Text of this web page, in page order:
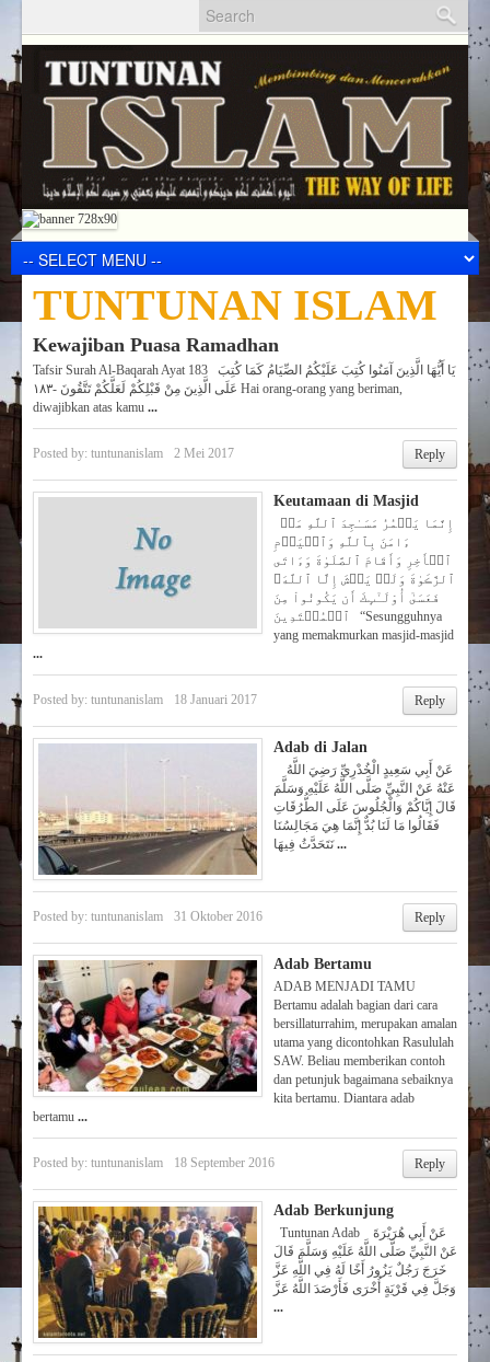
TUNTUNAN ISLAM
Kewajiban Puasa Ramadhan
Tafsir Surah Al-Baqarah Ayat 183 يَا أَيُّهَا الَّذِينَ آمَنُوا كُتِبَ عَلَيْكُمُ الصِّيَامُ كَمَا كُتِبَ
عَلَى الَّذِينَ مِنْ قَبْلِكُمْ لَعَلَّكُمْ تَتَّقُونَ -١٨٣ Hai orang-orang yang beriman,
diwajibkan atas kamu ...
Posted by: tuntunanislam 2 Mei 2017 Reply
Keutamaan di Masjid
ءَامَنَ بِٱللَّهِ وَٱلۡيَوۡمِ
ٱلۡأَخِرِ وَأَقَامَ ٱلصَّلَوٰةَ وَءَاتَى
ٱلزَّڪَوٰةَ وَلَمۡ يَخۡشَ إِلَّا ٱللَّهَ‌ۖ
فَعَسَىٰٓ أُوْلَـٰٓٮِٕكَ أَن يَكُونُواْ مِنَ
ٱلۡمُهۡتَدِينَ “Sesungguhnya
yang memakmurkan masjid-masjid
...
Posted by: tuntunanislam 18 Januari 2017 Reply
Adab di Jalan
عَنْهُ عَنْ النَّبِيِّ صَلَّى اللَّهُ عَلَيْهِ وَسَلَّمَ
قَالَ إِيَّاكُمْ وَالْجُلُوسَ عَلَى الطُّرُقَاتِ
فَقَالُوا مَا لَنَا بُدٌّ إِنَّمَا هِيَ مَجَالِسُنَا
نَتَحَدَّثُ فِيهَا...
Posted by: tuntunanislam 31 Oktober 2016 Reply
Adab Bertamu
ADAB MENJADI TAMU
Bertamu adalah bagian dari cara
bersillaturrahim, merupakan amalan
utama yang dicontohkan Rasululah
SAW. Beliau memberikan contoh
dan petunjuk bagaimana sebaiknya
kita bertamu. Diantara adab
bertamu ...
Posted by: tuntunanislam 18 September 2016 Reply
Adab Berkunjung
Tuntunan Adab عَنْ أَبِي هُرَيْرَةَ
عَنْ النَّبِيِّ صَلَّى اللَّهُ عَلَيْهِ وَسَلَّمَ قَالَ
خَرَجَ رَجُلٌ يَزُورُ أَخًا لَهُ فِي اللَّهِ عَزَّ
وَجَلَّ فِي قَرْيَةٍ أُخْرَى فَأَرْصَدَ اللَّهُ عَزَّ
...